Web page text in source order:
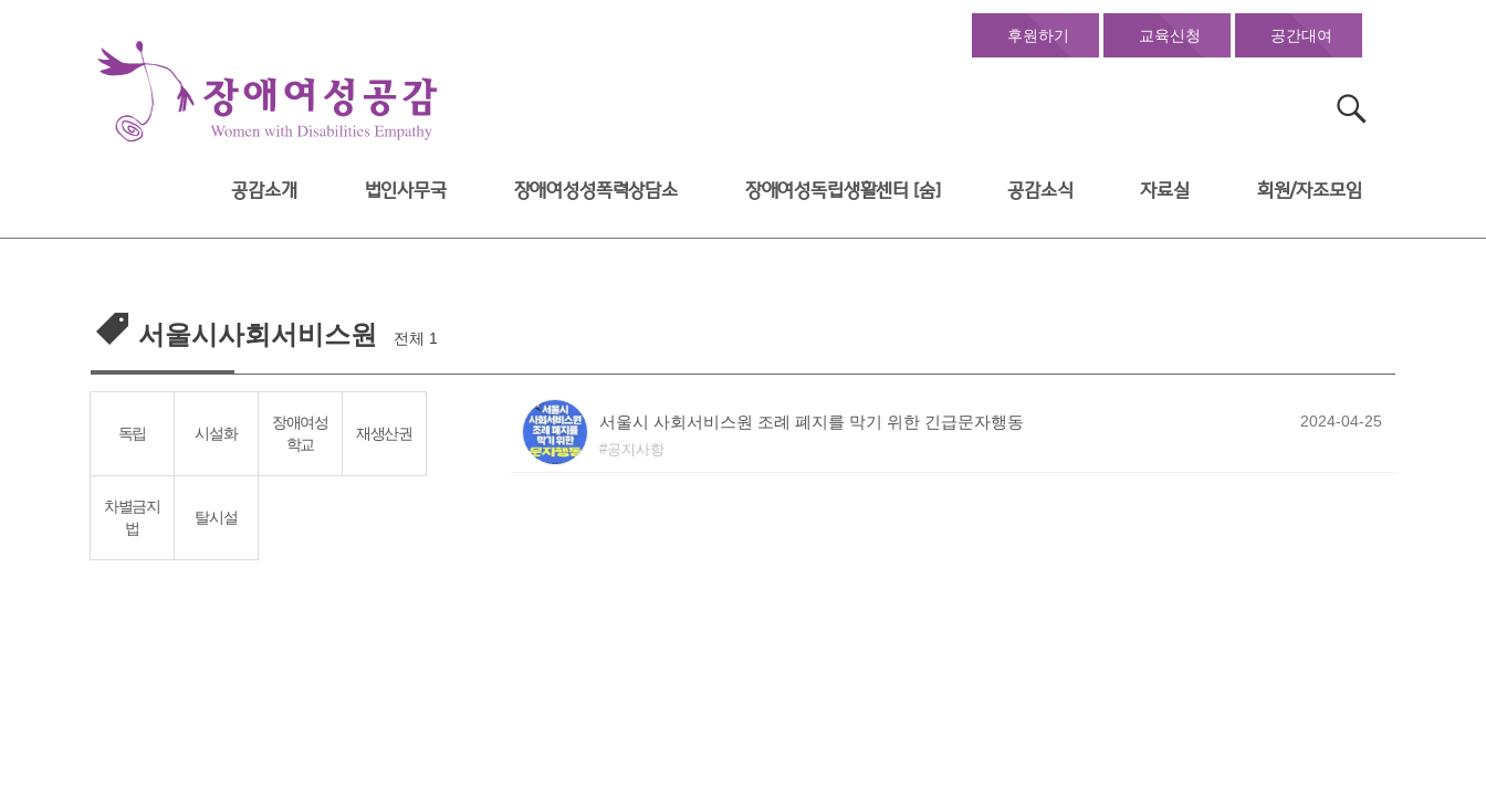
후원하기 교육신청 공간대여
공감소개 법인사무국 장애여성성폭력상담소 장애여성독립생활센터 [숨] 공감소식 자료실 회원/자조모임
서울시사회서비스원 전체 1
독립 시설화
장애여성
학교
재생산권
차별금지
법
탈시설
서울시 사회서비스원 조례 폐지를 막기 위한 긴급문자행동
공지사항
2024-04-25